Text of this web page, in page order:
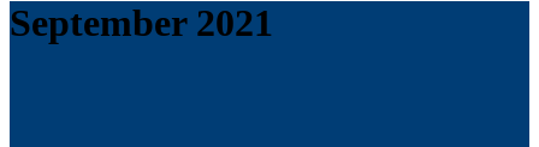
September 2021